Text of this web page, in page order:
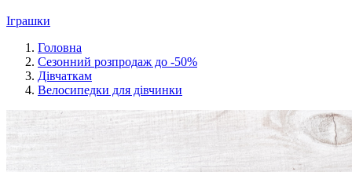
Іграшки
Головна
Сезонний розпродаж до -50%
Дівчаткам
Велосипедки для дівчинки